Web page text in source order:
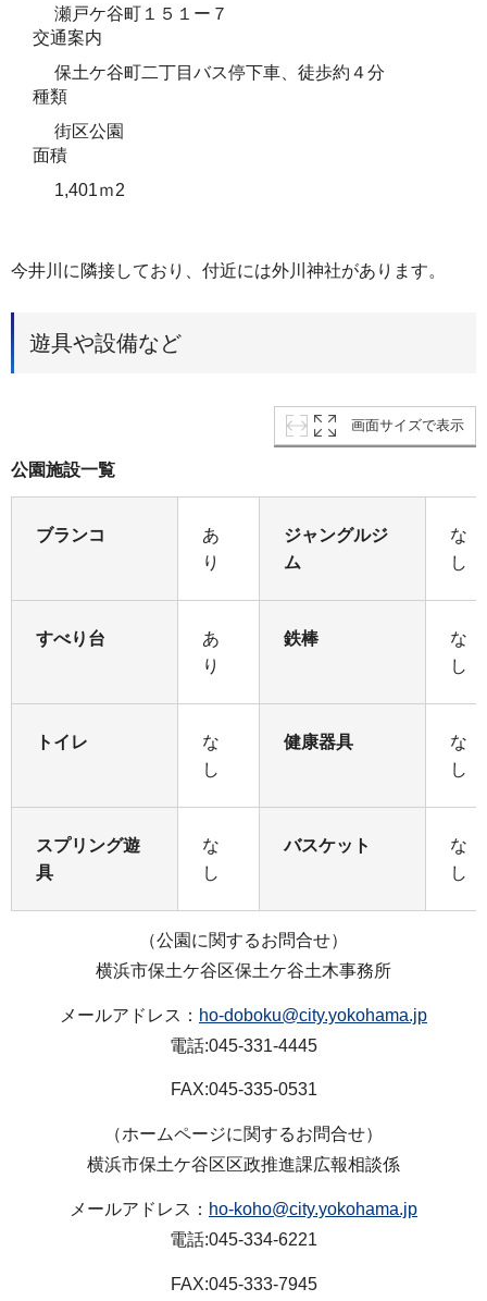
瀬戸ケ谷町１５１ー７
交通案内
保土ケ谷町二丁目バス停下車、徒歩約４分
種類
街区公園
面積
1,401ｍ2
今井川に隣接しており、付近には外川神社があります。
遊具や設備など
画面サイズで表示
公園施設一覧
ブランコ
あ
り
ジャングルジ
ム
な
し
すべり台
あ
り
鉄棒
な
し
トイレ
な
し
健康器具
な
し
スプリング遊
具
な
し
バスケット
な
し
（公園に関するお問合せ）
横浜市保土ケ谷区保土ケ谷土木事務所
メールアドレス： ho-doboku@city.yokohama.jp
電話:045-331-4445
FAX:045-335-0531
（ホームページに関するお問合せ）
横浜市保土ケ谷区区政推進課広報相談係
メールアドレス： ho-koho@city.yokohama.jp
電話:045-334-6221
FAX:045-333-7945